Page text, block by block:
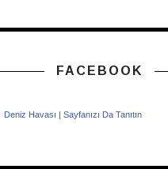
FACEBOOK
Deniz Havası | Sayfanızı Da Tanıtın